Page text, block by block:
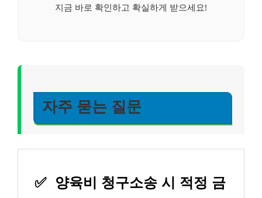
지금 바로 확인하고 확실하게 받으세요!
자주 묻는 질문
✅
양육비 청구소송 시 적정 금